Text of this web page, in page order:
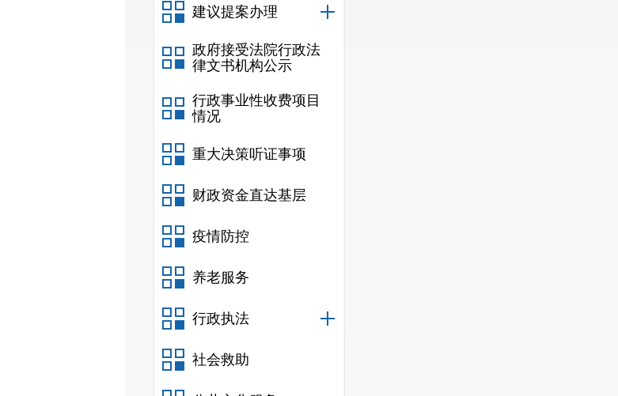
建议提案办理
政府接受法院行政法
律文书机构公示
行政事业性收费项目
情况
重大决策听证事项
财政资金直达基层
疫情防控
养老服务
行政执法
社会救助